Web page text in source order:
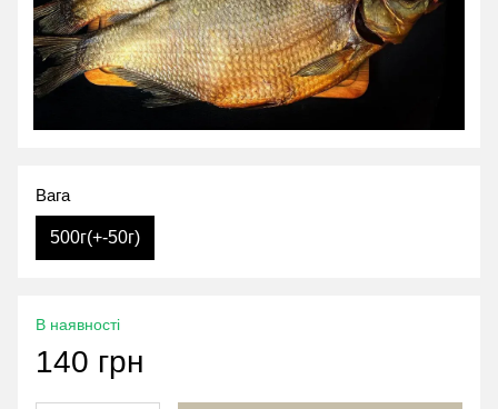
Вага
500г(+-50г)
В наявності
140 грн